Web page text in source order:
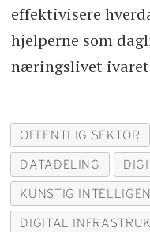
effektivisere
hjelperne som
næringslivet
OFFENTLIG SEKTOR
DATADELING
KUNSTIG
DIGITAL